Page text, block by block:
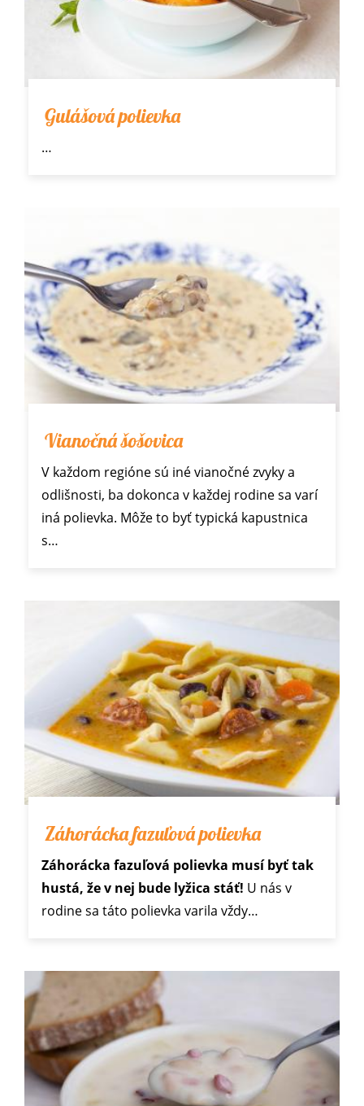
Gulášová polievka
…
Vianočná šošovica
V každom regióne sú iné vianočné zvyky a
odlišnosti, ba dokonca v každej rodine sa varí
iná polievka. Môže to byť typická kapustnica
s…
Záhorácka fazuľová polievka
Záhorácka fazuľová polievka musí byť tak
hustá, že v nej bude lyžica stáť! U nás v
rodine sa táto polievka varila vždy…